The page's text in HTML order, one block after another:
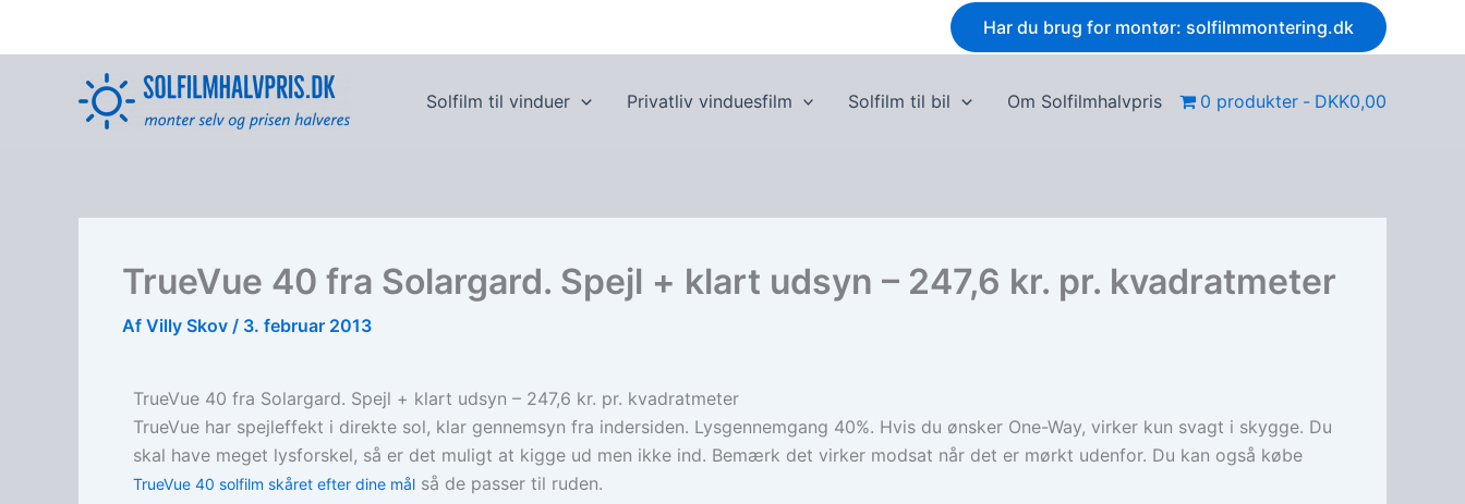
Har du brug for montør: solfilmmontering.dk
Solfilm til vinduer Privatliv vinduesfilm Solfilm til bil Om Solfilmhalvpris 0 produkter DKK0,00
TrueVue 40 fra Solargard. Spejl + klart udsyn – 247,6 kr. pr. kvadratmeter
Af Villy Skov / 3. februar 2013
TrueVue 40 fra Solargard. Spejl + klart udsyn – 247,6 kr. pr. kvadratmeter
TrueVue har spejleffekt i direkte sol, klar gennemsyn fra indersiden. Lysgennemgang 40%. Hvis du ønsker One-Way, virker kun svagt i skygge. Du
skal have meget lysforskel, så er det muligt at kigge ud men ikke ind. Bemærk det virker modsat når det er mørkt udenfor. Du kan også købe
TrueVue 40 solfilm skåret efter dine mål så de passer til ruden.